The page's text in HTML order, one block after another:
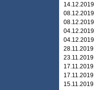
14.12.2019
08.12.2019
08.12.2019
04.12.2019
04.12.2019
28.11.2019
23.11.2019
17.11.2019
17.11.2019
15.11.2019